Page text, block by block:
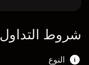
شروط التداول
النوع